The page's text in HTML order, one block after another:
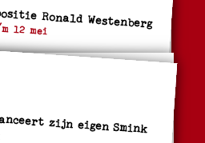
Ronald Westenberg
12 mei